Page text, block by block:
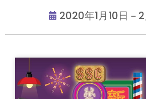
2020年1月10日－